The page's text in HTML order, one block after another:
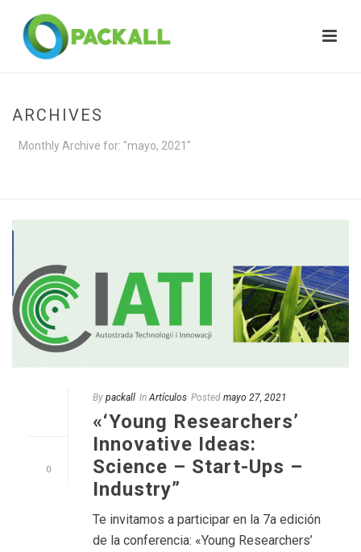
ARCHIVES
Monthly Archive for: "mayo, 2021"
0
By packall In Artículos Posted mayo 27, 2021
«‘Young Researchers’
Innovative Ideas:
Science – Start-Ups –
Industry”
Te invitamos a participar en la 7a edición
de la conferencia: «Young Researchers’